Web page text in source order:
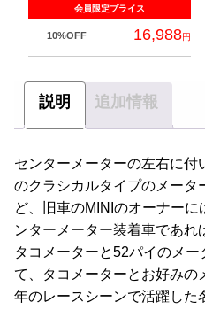
会員限定プライス
10%OFF 16,988円
説明 追加情報
センターメーターの左右に付
のクラシカルタイプのメータ
ど、旧車のMINIのオーナー
ンターメーター装着車であれ
タコメーターと52パイのメ
て、タコメーターとお好みの
年のレースシーンで活躍した